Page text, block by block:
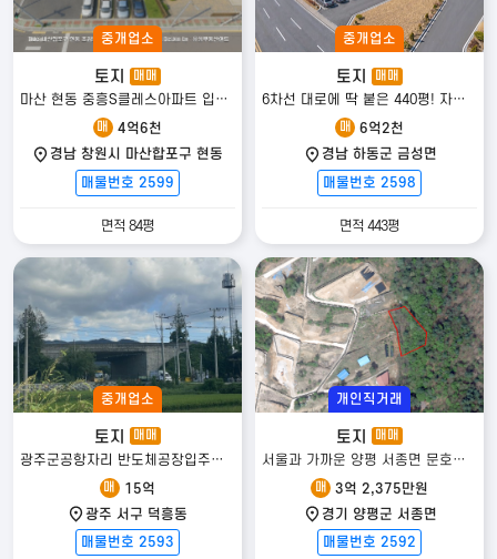
중개업소
토지 매매
마산 현동 중흥S클레스아파트 입구 토지 매매
매 4억6천
경남 창원시 마산합포구 현동
매물번호 2599
면적 84평
중개업소
토지 매매
6차선 대로에 딱 붙은 440평! 자재상·건축자재상/카센터 추천하는 명당 자리
매
6억2천
경남 하동군 금성면
매물번호 2598
면적 443평
중개업소
토지 매매
광주군공항자리 반도체공장입주시 수혜지역....
매 15억
광주 서구 덕흥동
매물번호 2593
개인직거래
토지 매매
서울과 가까운 양평 서종면 문호리에 위치한 농림지역 토지
매
3억 2,375만원
경기 양평군 서종면
매물번호 2592